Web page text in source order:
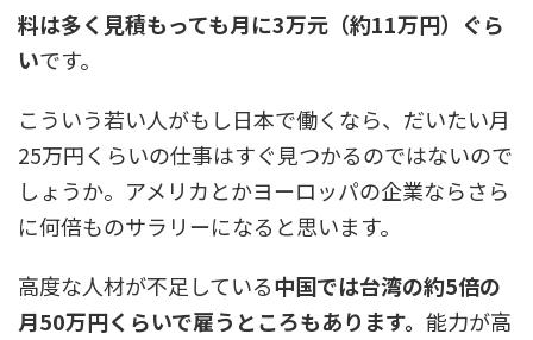
料は多く見積もっても月に3万元（約11万円）ぐら
いです。
こういう若い人がもし日本で働くなら、だいたい月
25万円くらいの仕事はすぐ見つかるのではないので
しょうか。アメリカとかヨーロッパの企業ならさら
に何倍ものサラリーになると思います。
高度な人材が不足している中国では台湾の約5倍の
月50万円くらいで雇うところもあります。 能力が高